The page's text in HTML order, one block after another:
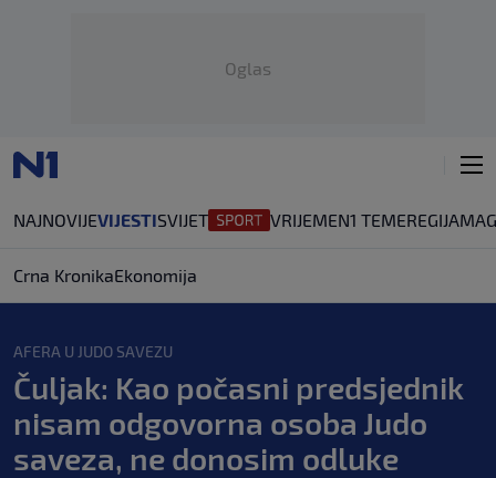
Oglas
NAJNOVIJEVIJESTISVIJET VRIJEMEN1 TEMEREGIJA
Crna KronikaEkonomija
AFERA U JUDO SAVEZU
Čuljak: Kao počasni predsjednik
nisam odgovorna osoba Judo
saveza, ne donosim odluke